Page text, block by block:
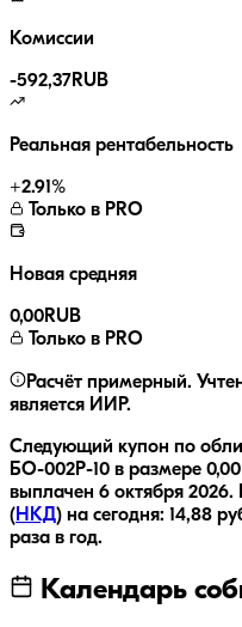
Комиссии
-592,37RUB
Реальная рентабельность
+2.91%
Только в PRO
Новая средняя
0,00RUB
Только в PRO
Расчёт примерный.
является ИИР.
Следующий купон по
БО-002Р-10 в размере 0,00
выплачен 6 октября 2026.
( НКД) на сегодня: 14,88
раза в год.
Календарь